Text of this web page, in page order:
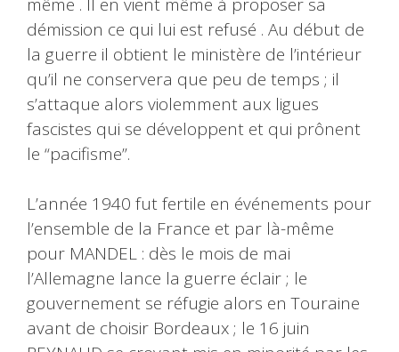
démission ce qui lui est refusé . Au début de
la guerre il obtient le ministère de l’intérieur
qu’il ne conservera que peu de temps ; il
s’attaque alors violemment aux ligues
fascistes qui se développent et qui prônent
le “pacifisme”.
L’année 1940 fut fertile en événements pour
l’ensemble de la France et par là-même
pour MANDEL : dès le mois de mai
l’Allemagne lance la guerre éclair ; le
gouvernement se réfugie alors en Touraine
avant de choisir Bordeaux ; le 16 juin